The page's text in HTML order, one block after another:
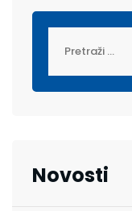
Novosti